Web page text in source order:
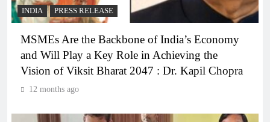
INDIA PRESS RELEASE
MSMEs Are the Backbone of India’s Economy
and Will Play a Key Role in Achieving the
Vision of Viksit Bharat 2047 : Dr. Kapil Chopra
12 months ago